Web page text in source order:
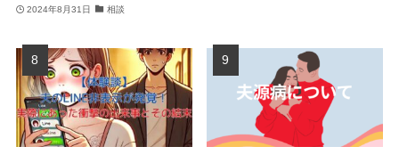
2024年8月31日 相談